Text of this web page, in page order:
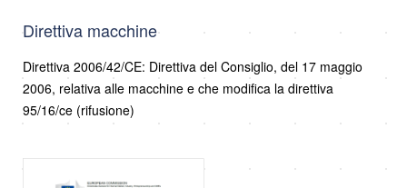
Direttiva macchine
Direttiva 2006/42/CE: Direttiva del Consiglio, del 17 maggio
2006, relativa alle macchine e che modifica la direttiva
95/16/ce (rifusione)